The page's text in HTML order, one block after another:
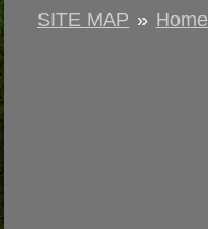
SITE MAP » Home